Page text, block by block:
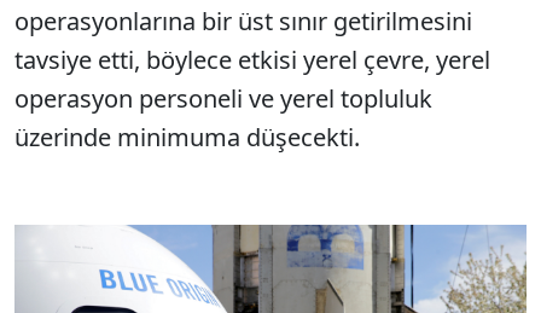
operasyonlarına bir üst sınır getirilmesini
tavsiye etti, böylece etkisi yerel çevre, yerel
operasyon personeli ve yerel topluluk
üzerinde minimuma düşecekti.